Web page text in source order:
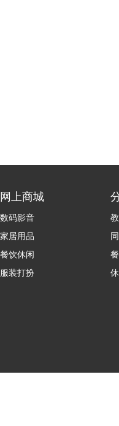
网上商城
数码影音
家居用品
餐饮休闲
服装打扮